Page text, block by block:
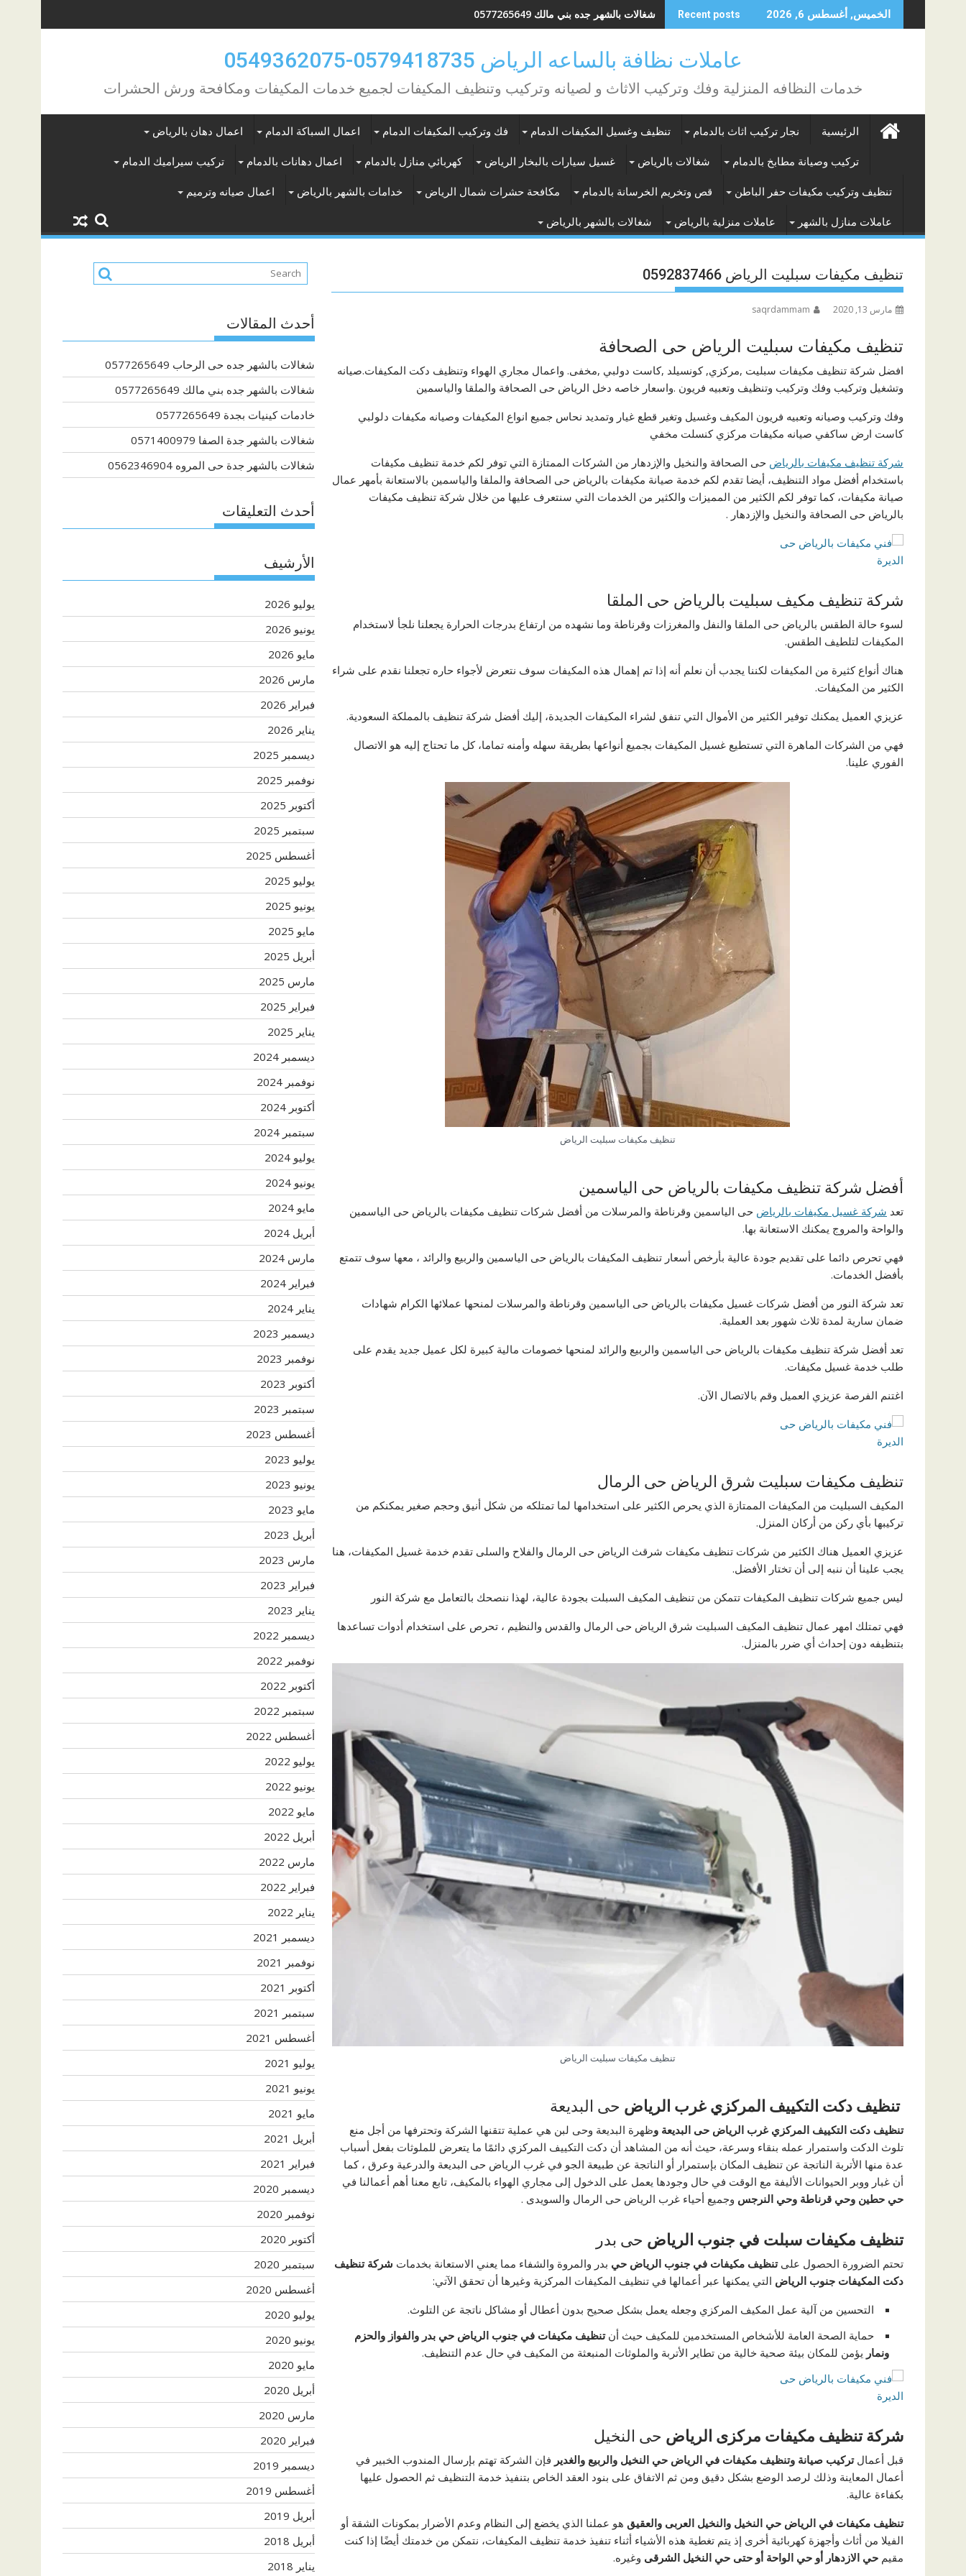
to
الخميس, أغسطس 6, 2026 Recent posts شغالات بالشهر جده بني مالك 0577265649
عاملات نظافة بالساعه الرياض 0579418735-0549362075
خدمات النظافه المنزلية وفك وتركيب الاثاث و لصيانه وتركيب وتنظيف المكيفات لجميع خدمات المكيفات ومكافحة ورش الحشرات
الرئيسية نجار تركيب اثاث بالدمام تنظيف وغسيل المكيفات الدمام فك وتركيب المكيفات الدمام اعمال السباكة الدمام اعمال دهان بالرياض
تركيب وصيانة مطابخ بالدمام شغالات بالرياض غسيل سيارات بالبخار الرياض كهربائي منازل بالدمام اعمال دهانات بالدمام تركيب سيراميك الدمام
تنظيف وتركيب مكيفات حفر الباطن قص وتخريم الخرسانة بالدمام مكافحة حشرات شمال الرياض خدامات بالشهر بالرياض اعمال صيانه وترميم
عاملات منازل بالشهر عاملات منزلية بالرياض شغالات بالشهر بالرياض
تنظيف مكيفات سبليت الرياض 0592837466
مارس 13, 2020 saqrdammam
تنظيف مكيفات سبليت الرياض حى الصحافة
افضل شركة تنظيف مكيفات سبليت ,مركزي, كونسيلد ,كاست دولبي ,مخفى. واعمال مجاري الهواء وتنظيف دكت المكيفات.صيانه
وتشغيل وتركيب وفك وتركيب وتنظيف وتعبيه فريون .واسعار خاصه دخل الرياض حى الصحافة والملقا والياسمين
وفك وتركيب وصيانه وتعبيه فريون المكيف وغسيل وتغير قطع غيار وتمديد نحاس جميع انواع المكيفات وصيانه مكيفات دلولبي
كاست ارض ساكفي صيانه مكيفات مركزي كنسلت مخفي
شركة تنظيف مكيفات بالرياض حى الصحافة والنخيل والإزدهار من الشركات الممتازة التي توفر لكم خدمة تنظيف مكيفات
باستخدام أفضل مواد التنظيف، أيضا تقدم لكم خدمة صيانة مكيفات بالرياض حى الصحافة والملقا والياسمين بالاستعانة بأمهر عمال
صيانة مكيفات، كما توفر لكم الكثير من المميزات والكثير من الخدمات التي سنتعرف عليها من خلال شركة تنظيف مكيفات
بالرياض حى الصحافة والنخيل والإزدهار .
شركة تنظيف مكيف سبليت بالرياض حى الملقا
لسوء حالة الطقس بالرياض حى الملقا والنفل والمغرزات وقرناطة وما نشهده من ارتفاع بدرجات الحرارة يجعلنا نلجأ لاستخدام
المكيفات لتلطيف الطقس.
هناك أنواع كثيرة من المكيفات لكننا يجدب أن نعلم أنه إذا تم إهمال هذه المكيفات سوف نتعرض لأجواء حاره تجعلنا نقدم على شراء
الكثير من المكيفات.
عزيزي العميل يمكنك توفير الكثير من الأموال التي تنفق لشراء المكيفات الجديدة، إليك أفضل شركة تنظيف بالمملكة السعودية.
فهي من الشركات الماهرة التي تستطيع غسيل المكيفات بجميع أنواعها بطريقة سهله وأمنه تماما، كل ما تحتاج إليه هو الاتصال
الفوري علينا.
تنظيف مكيفات سبليت الرياض
أفضل شركة تنظيف مكيفات بالرياض حى الياسمين
تعد شركة غسيل مكيفات بالرياض حى الياسمين وقرناطة والمرسلات من أفضل شركات تنظيف مكيفات بالرياض حى الياسمين
والواحة والمروج يمكنك الاستعانة بها.
فهي تحرص دائما على تقديم جودة عالية بأرخص أسعار تنظيف المكيفات بالرياض حى الياسمين والربيع والرائد ، معها سوف تتمتع
بأفضل الخدمات.
تعد شركة النور من أفضل شركات غسيل مكيفات بالرياض حى الياسمين وقرناطة والمرسلات لمنحها عملائها الكرام شهادات
ضمان سارية لمدة ثلاث شهور بعد العملية.
تعد أفضل شركة تنظيف مكيفات بالرياض حى الياسمين والربيع والرائد لمنحها خصومات مالية كبيرة لكل عميل جديد يقدم على
طلب خدمة غسيل مكيفات.
اغتنم الفرصة عزيزي العميل وقم بالاتصال الآن.
تنظيف مكيفات سبليت شرق الرياض حى الرمال
المكيف السبليت من المكيفات الممتازة الذي يحرص الكثير على استخدامها لما تمتلكه من شكل أنيق وحجم صغير يمكنكم من
تركيبها بأي ركن من أركان المنزل.
عزيزي العميل هناك الكثير من شركات تنظيف مكيفات شرقث الرياض حى الرمال والفلاح والسلى تقدم خدمة غسيل المكيفات، هنا
يجب علينا أن ننبه إلى أن تختار الأفضل.
ليس جميع شركات تنظيف المكيفات تتمكن من تنظيف المكيف السبلت بجودة عالية، لهذا ننصحك بالتعامل مع شركة النور
فهي تمتلك امهر عمال تنظيف المكيف السبليت شرق الرياض حى الرمال والقدس والنظيم ، تحرص على استخدام أدوات تساعدها
بتنظيفه دون إحداث أي ضرر بالمنزل.
تنظيف مكيفات سبليت الرياض
تنظيف دكت التكييف المركزي غرب الرياض حى البديعة
تنظيف دكت التكييف المركزي غرب الرياض حى البديعة وظهرة البديعة وحى لبن هي عملية تتقنها الشركة وتحترفها من أجل منع
تلوث الدكت واستمرار عمله بنقاء وسرعة، حيث أنه من المشاهد أن دكت التكييف المركزي دائمًا ما يتعرض للملوثات بفعل أسباب
عدة منها الأتربة الناتجة عن تنظيف المكان بإستمرار أو الناتجة عن طبيعة الجو في غرب الرياض حى البديعة والدرعية وعرق ، كما
أن غبار ووبر الحيوانات الأليفة مع الوقت في حال وجودها يعمل على الدخول إلى مجاري الهواء بالمكيف، تابع معنا أهم أعمالنا في
حي حطين وحي قرناطة وحي النرجس وجميع أحياء غرب الرياض حى الرمال والسويدى .
تنظيف مكيفات سبلت في جنوب الرياض حى بدر
تحتم الضرورة الحصول علىتنظيف مكيفات في جنوب الرياض حي بدر والمروة والشفاء مما يعني الاستعانة بخدمات شركة تنظيف
دكت المكيفات جنوب الرياض التي يمكنها عبر أعمالها في تنظيف المكيفات المركزية وغيرها أن تحقق الآتي:
التحسين من آلية عمل المكيف المركزي وجعله يعمل بشكل صحيح بدون أعطال أو مشاكل ناتجة عن التلوث.
حماية الصحة العامة للأشخاص المستخدمين للمكيف حيث أنتنظيف مكيفات في جنوب الرياض حي بدر والفواز والحزم
ونمار يؤمن للمكان بيئة صحية خالية من تطاير الأتربة والملوثات المنبعثة من المكيف في حال عدم التنظيف.
شركة تنظيف مكيفات مركزى الرياض حى النخيل
قبل أعمال تركيب صيانة وتنظيف مكيفات في الرياض حي النخيل والربيع والغدير فإن الشركة تهتم بإرسال المندوب الخبير في
أعمال المعاينة وذلك لرصد الوضع بشكل دقيق ومن ثم الاتفاق على بنود العقد الخاص بتنفيذ خدمة التنظيف ثم الحصول عليها
بكفاءة عالية.
تنظيف مكيفات في الرياض حي النخيل والنخيل العربى والعقيق هو عملنا الذي يخضع إلى النظام وعدم الأضرار بمكونات الشقة أو
الفيلا من أثاث وأجهزة كهربائية أخرى إذ يتم تغطية هذه الأشياء أثناء تنفيذ خدمة تنظيف المكيفات، نتمكن من خدمتك أيضًا إذا كنت
مقيم حي الازدهار أو حي الواحة أو حتى حي النخيل الشرقى وغيره.
أحدث المقالات
شغالات بالشهر جده حى الرحاب 0577265649
شغالات بالشهر جده بني مالك 0577265649
خادمات كينيات بجدة 0577265649
شغالات بالشهر جدة الصفا 0571400979
شغالات بالشهر جدة حى المروه 0562346904
أحدث التعليقات
الأرشيف
يوليو 2026
يونيو 2026
مايو 2026
مارس 2026
فبراير 2026
يناير 2026
ديسمبر 2025
نوفمبر 2025
أكتوبر 2025
سبتمبر 2025
أغسطس 2025
يوليو 2025
يونيو 2025
مايو 2025
أبريل 2025
مارس 2025
فبراير 2025
يناير 2025
ديسمبر 2024
نوفمبر 2024
أكتوبر 2024
سبتمبر 2024
يوليو 2024
يونيو 2024
مايو 2024
أبريل 2024
مارس 2024
فبراير 2024
يناير 2024
ديسمبر 2023
نوفمبر 2023
أكتوبر 2023
سبتمبر 2023
أغسطس 2023
يوليو 2023
يونيو 2023
مايو 2023
أبريل 2023
مارس 2023
فبراير 2023
يناير 2023
ديسمبر 2022
نوفمبر 2022
أكتوبر 2022
سبتمبر 2022
أغسطس 2022
يوليو 2022
يونيو 2022
مايو 2022
أبريل 2022
مارس 2022
فبراير 2022
يناير 2022
ديسمبر 2021
نوفمبر 2021
أكتوبر 2021
سبتمبر 2021
أغسطس 2021
يوليو 2021
يونيو 2021
مايو 2021
أبريل 2021
فبراير 2021
ديسمبر 2020
نوفمبر 2020
أكتوبر 2020
سبتمبر 2020
أغسطس 2020
يوليو 2020
يونيو 2020
مايو 2020
أبريل 2020
مارس 2020
فبراير 2020
ديسمبر 2019
أغسطس 2019
أبريل 2019
أبريل 2018
يناير 2018